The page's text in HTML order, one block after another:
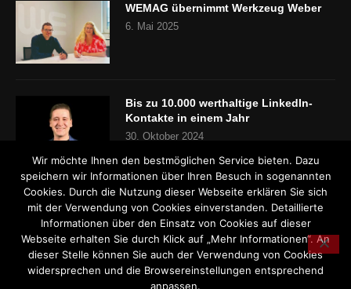
WEMAG übernimmt Werkzeug Weber
6. Mai 2025
Bis zu 10.000 werthaltige LinkedIn-
Kontakte in einem Jahr
30. Oktober 2024
„Es gibt keinen Fachkräftemangel“
24. Oktober 2024
Wir möchte Ihnen den bestmöglichen Service bieten. Dazu
speichern wir Informationen über Ihren Besuch in sogenannten
Cookies. Durch die Nutzung dieser Webseite erklären Sie sich
mit der Verwendung von Cookies einverstanden. Detaillierte
Informationen über den Einsatz von Cookies auf dieser
Webseite erhalten Sie durch Klick auf „Mehr Informationen“. An
dieser Stelle können Sie auch der Verwendung von Cookies
widersprechen und die Browsereinstellungen entsprechend
anpassen.